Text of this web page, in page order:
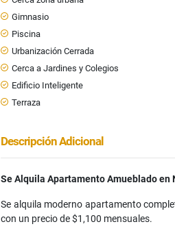
Gimnasio
Piscina
Urbanización Cerrada
Cerca a Jardines y Colegios
Edificio Inteligente
Terraza
Descripción Adicional
Se Alquila Apartamento Amueblado en
Se alquila moderno apartamento
con un precio de $1,100 mensuales.